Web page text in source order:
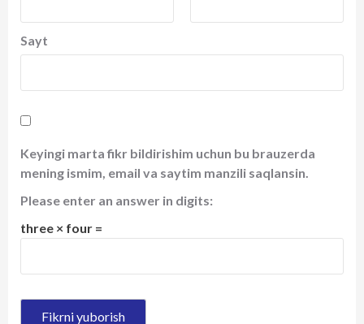
Sayt
Keyingi marta fikr bildirishim uchun bu brauzerda
mening ismim, email va saytim manzili saqlansin.
Please enter an answer in digits:
three × four =